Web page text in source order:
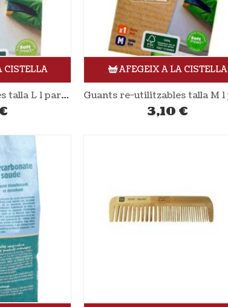
CISTELLA
Guants re-utilitzables talla L 1 parell LA DROGERIE ÉCOLOGIQUE
AFEGEIX A LA CISTELLA
3,10 €